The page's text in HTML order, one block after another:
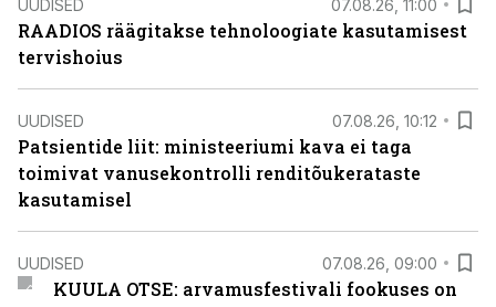
UUDISED 07.08.26, 11:00
RAADIOS räägitakse tehnoloogiate kasutamisest
tervishoius
UUDISED 07.08.26, 10:12
Patsientide liit: ministeeriumi kava ei taga
toimivat vanusekontrolli renditõukerataste
kasutamisel
UUDISED 07.08.26, 09:00
KUULA OTSE: arvamusfestivali fookuses on